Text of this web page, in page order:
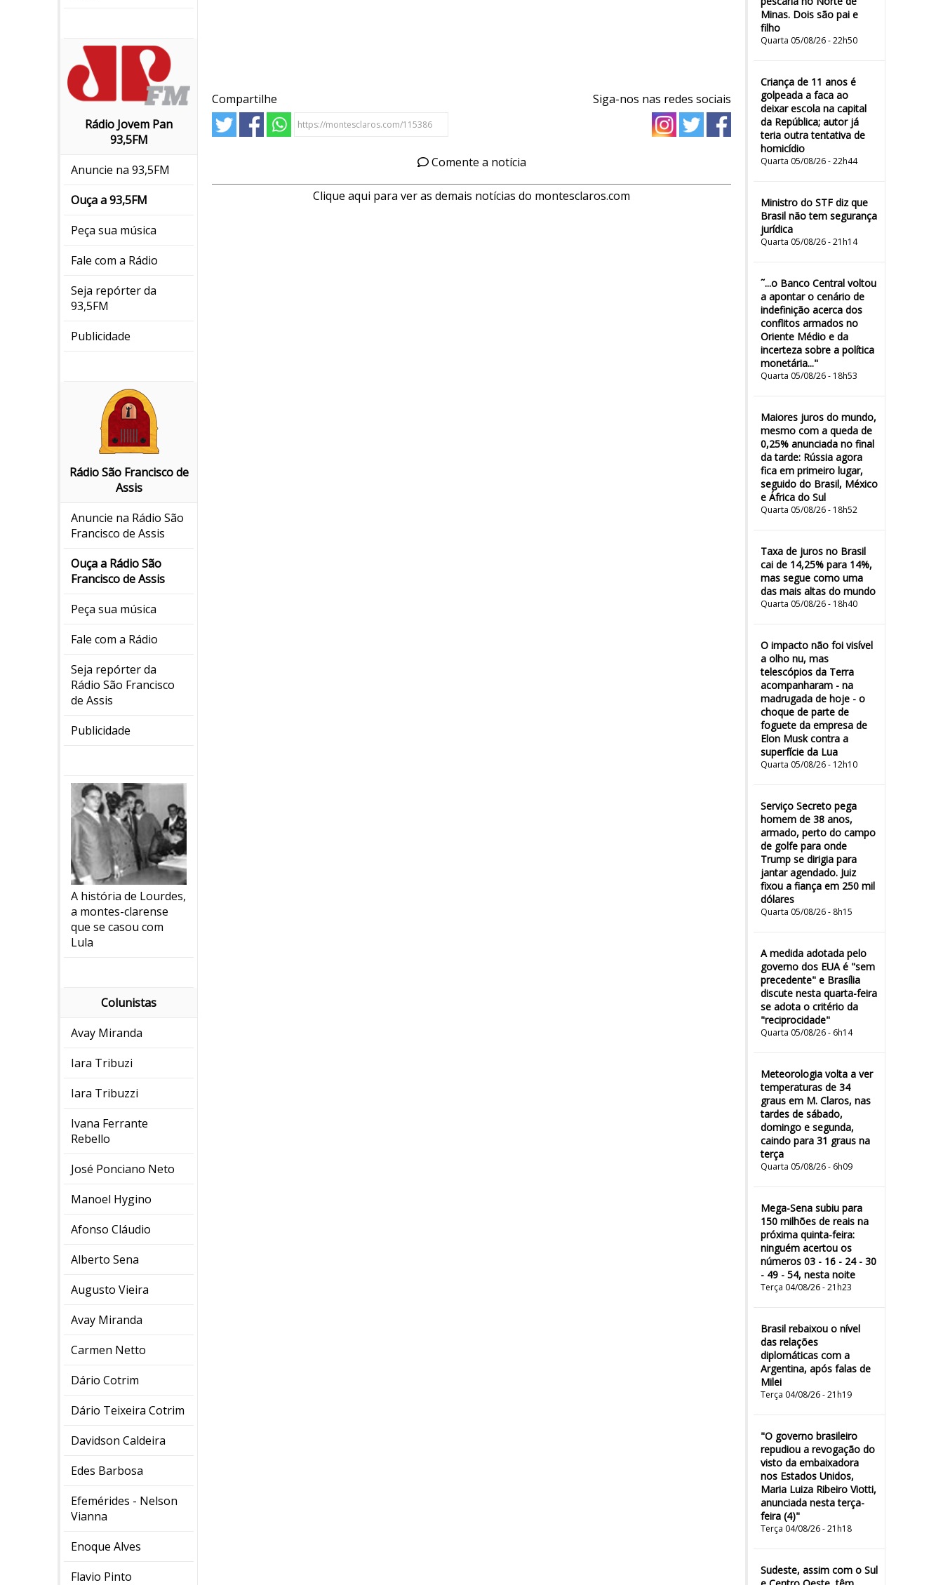
Rádio Jovem Pan
93,5FM
Anuncie na 93,5FM
Ouça a 93,5FM
Peça sua música
Fale com a Rádio
Seja repórter da
93,5FM
Publicidade
Rádio São Francisco de
Assis
Anuncie na Rádio São
Francisco de Assis
Ouça a Rádio São
Francisco de Assis
Peça sua música
Fale com a Rádio
Seja repórter da
Rádio São Francisco
de Assis
Publicidade
A história de Lourdes,
a montes-clarense
que se casou com
Lula
Colunistas
Avay Miranda
Iara Tribuzi
Iara Tribuzzi
Ivana Ferrante
Rebello
José Ponciano Neto
Manoel Hygino
Afonso Cláudio
Alberto Sena
Augusto Vieira
Avay Miranda
Carmen Netto
Dário Cotrim
Dário Teixeira Cotrim
Davidson Caldeira
Edes Barbosa
Efemérides - Nelson
Vianna
Enoque Alves
Flavio Pinto
Minas. Dois são pai e
filho
Quarta 05/08/26 - 22h50
Criança de 11 anos é
golpeada a faca ao
deixar escola na capital
da República; autor já
teria outra tentativa de
homicídio
Quarta 05/08/26 - 22h44
Ministro do STF diz que
Brasil não tem segurança
jurídica
Quarta 05/08/26 - 21h14
˜...o Banco Central voltou
a apontar o cenário de
indefinição acerca dos
conflitos armados no
Oriente Médio e da
incerteza sobre a política
monetária..."
Quarta 05/08/26 - 18h53
Maiores juros do mundo,
mesmo com a queda de
0,25% anunciada no final
da tarde: Rússia agora
fica em primeiro lugar,
seguido do Brasil, México
e África do Sul
Quarta 05/08/26 - 18h52
Taxa de juros no Brasil
cai de 14,25% para 14%,
mas segue como uma
das mais altas do mundo
Quarta 05/08/26 - 18h40
O impacto não foi visível
a olho nu, mas
telescópios da Terra
acompanharam - na
madrugada de hoje - o
choque de parte de
foguete da empresa de
Elon Musk contra a
superfície da Lua
Quarta 05/08/26 - 12h10
Serviço Secreto pega
homem de 38 anos,
armado, perto do campo
de golfe para onde
Trump se dirigia para
jantar agendado. Juiz
fixou a fiança em 250 mil
dólares
Quarta 05/08/26 - 8h15
A medida adotada pelo
governo dos EUA é "sem
precedente" e Brasília
discute nesta quarta-feira
se adota o critério da
"reciprocidade"
Quarta 05/08/26 - 6h14
Meteorologia volta a ver
temperaturas de 34
graus em M. Claros, nas
tardes de sábado,
domingo e segunda,
caindo para 31 graus na
terça
Quarta 05/08/26 - 6h09
Mega-Sena subiu para
150 milhões de reais na
próxima quinta-feira:
ninguém acertou os
números 03 - 16 - 24 - 30
- 49 - 54, nesta noite
Terça 04/08/26 - 21h23
Brasil rebaixou o nível
das relações
diplomáticas com a
Argentina, após falas de
Milei
Terça 04/08/26 - 21h19
"O governo brasileiro
repudiou a revogação do
visto da embaixadora
nos Estados Unidos,
Maria Luiza Ribeiro Viotti,
anunciada nesta terça-
feira (4)"
Terça 04/08/26 - 21h18
Sudeste, assim com o Sul
Compartilhe Siga-nos nas redes sociais
Comente a notícia
Clique aqui para ver as demais notícias do montesclaros.com